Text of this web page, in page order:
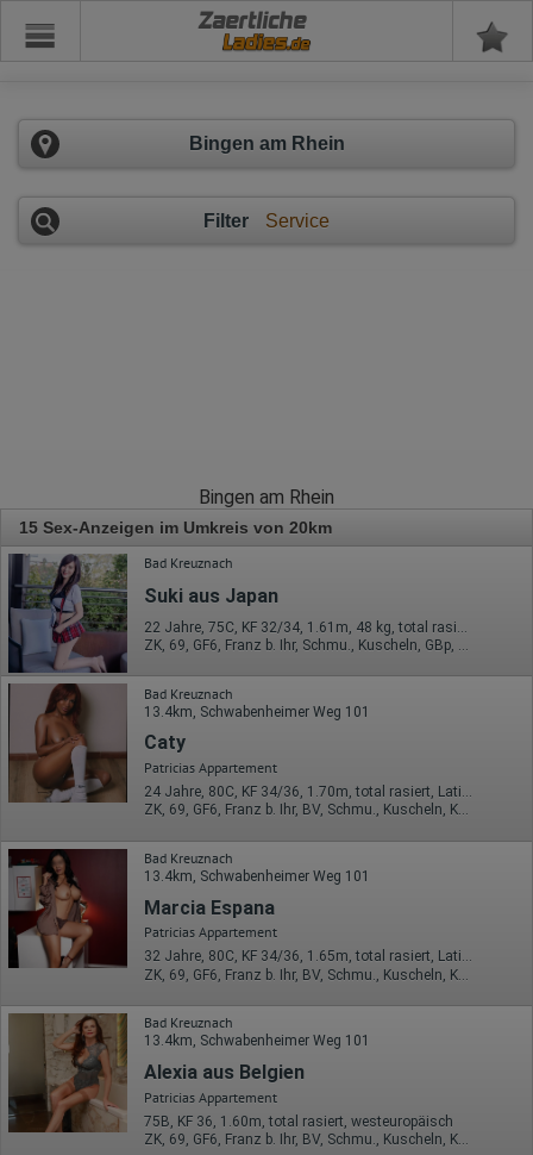
Zaertliche
Bingen am Rhein
Filter Service
Bingen am Rhein
15 Sex-Anzeigen im Umkreis von 20km
Bad Kreuznach
Suki aus Japan
22 Jahre, 75C, KF 32/34, 1.61m, 48 kg, total rasiert, asiatisch
ZK, 69, GF6, Franz b. Ihr, Schmu., Kuscheln, GBp, KBp
Bad Kreuznach
13.4km, Schwabenheimer Weg 101
Caty
Patricias Appartement
24 Jahre, 80C, KF 34/36, 1.70m, total rasiert, Latina
ZK, 69, GF6, Franz b. Ihr, BV, Schmu., Kuscheln, Körperküs.
Bad Kreuznach
13.4km, Schwabenheimer Weg 101
Marcia Espana
Patricias Appartement
32 Jahre, 80C, KF 34/36, 1.65m, total rasiert, Latina
Bad Kreuznach
13.4km, Schwabenheimer Weg 101
Alexia aus Belgien
Patricias Appartement
75B, KF 36, 1.60m, total rasiert, westeuropäisch
ZK, 69, GF6, Franz b. Ihr, BV, Schmu., Kuscheln, Körperküs.